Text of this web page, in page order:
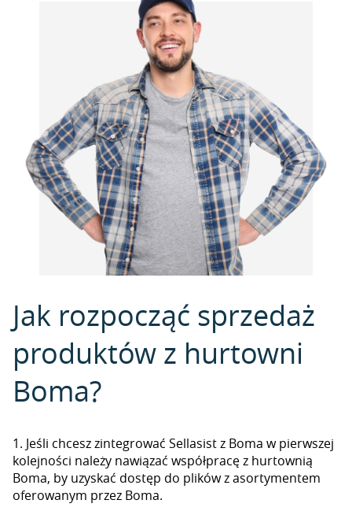
Jak rozpocząć sprzedaż
produktów z hurtowni
Boma?
1. Jeśli chcesz zintegrować Sellasist z Boma w pierwszej
kolejności należy nawiązać współpracę z hurtownią
Boma, by uzyskać dostęp do plików z asortymentem
oferowanym przez Boma.